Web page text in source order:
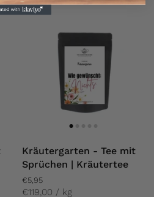
Kräutergarten - Tee mit
Sprüchen | Kräutertee
€5,95
€119,00 / kg